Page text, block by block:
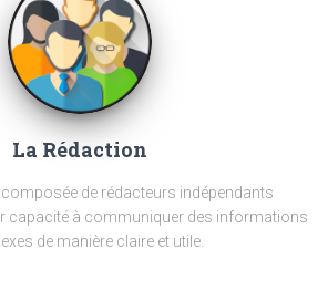
La Rédaction
composée de rédacteurs indépendants
capacité à communiquer des informations
de manière claire et utile.